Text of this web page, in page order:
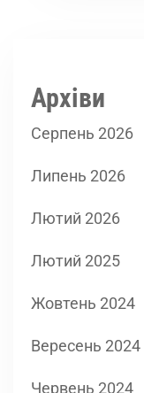
Архіви
Серпень 2026
Липень 2026
Лютий 2026
Лютий 2025
Жовтень 2024
Вересень 2024
Червень 2024